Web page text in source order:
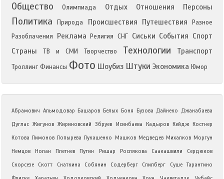
Общество Олимпиада Отдых Отношения Персоны
Политика Природа Происшествия Путешествия
Разное
Разоблачения
Реклама Религия СНГ Сиськи События Спорт
Страны
ТВ и СМИ Творчество Технологии Транспорт
Троллинг Финансы Фото Шоубиз Штуки Экономика Юмор
Абрамович Альмодовар Башаров Белых Боня Бузова Дайнеко Джанабаева
Дуглас Жигунов Жириновский Збруев Исинбаева Кадыров Кейдж Костнер
Котова Лимонов Лопырева Лукашенко Машков Медведев Михалков Моргун
Немцов
Нолан Плетнев Путин Ришар Рослякова Саакашвили
Сердюков
Скорсезе
Скотт Снаткина Собянин Содерберг Спилберг Суше Тарантино